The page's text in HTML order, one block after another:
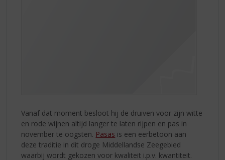
Vanaf dat moment besloot hij de druiven voor zijn witte
en rode wijnen altijd langer te laten rijpen en pas in
november te oogsten. Pasas is een eerbetoon aan
deze traditie in dit droge Middellandse Zeegebied
waarbij wordt gekozen voor kwaliteit i.p.v. kwantiteit.